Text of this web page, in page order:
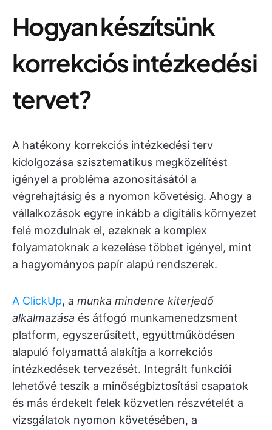
Hogyan készítsünk
korrekciós intézkedési
tervet?
A hatékony korrekciós intézkedési terv
kidolgozása szisztematikus megközelítést
igényel a probléma azonosításától a
végrehajtásig és a nyomon követésig. Ahogy a
vállalkozások egyre inkább a digitális környezet
felé mozdulnak el, ezeknek a komplex
folyamatoknak a kezelése többet igényel, mint
a hagyományos papír alapú rendszerek.
A ClickUp, a munka mindenre kiterjedő
alkalmazása és átfogó munkamenedzsment
platform, egyszerűsített, együttműködésen
alapuló folyamattá alakítja a korrekciós
intézkedések tervezését. Integrált funkciói
lehetővé teszik a minőségbiztosítási csapatok
és más érdekelt felek közvetlen részvételét a
vizsgálatok nyomon követésében, a